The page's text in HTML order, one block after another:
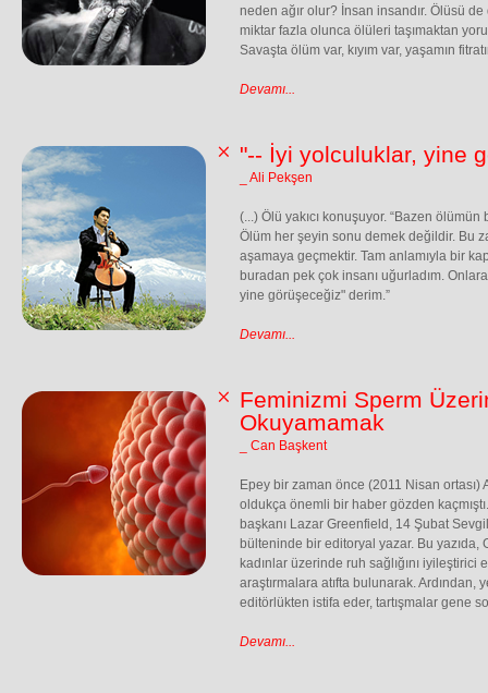
neden ağır olur? İnsan insandır. Ölüsü
miktar fazla olunca ölüleri taşımaktan
Savaşta ölüm var, kıyım var, yaşamın
Devamı...
"-- İyi yolculuklar, yine
_ Ali Pekşen
(...) Ölü yakıcı konuşuyor. “Bazen
Ölüm her şeyin sonu demek değildir. Bu
aşamaya geçmektir. Tam anlamıyla bir
buradan pek çok insanı uğurladım.
yine görüşeceğiz" derim.”
Devamı...
Feminizmi Sperm
Okuyamamak
_ Can Başkent
Epey bir zaman önce (2011 Nisan ortası)
oldukça önemli bir haber gözden
başkanı Lazar Greenfield, 14 Şubat
bülteninde bir editoryal yazar. Bu
kadınlar üzerinde ruh sağlığını iyileştirici
araştırmalara atıfta bulunarak. Ardından,
editörlükten istifa eder, tartışmalar gene
Devamı...